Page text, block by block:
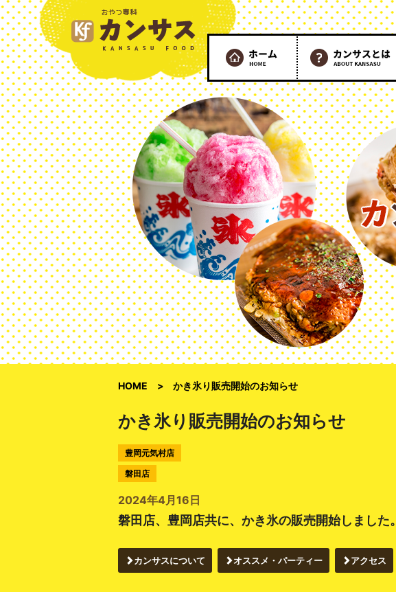
HOME かき氷り販売開始のお知らせ
かき氷り販売開始のお知らせ
豊岡元気村店
磐田店
2024年4月16日
磐田店、豊岡店共に、かき氷の販売開始しました。
カンサスについて オススメ・パーティー アクセス